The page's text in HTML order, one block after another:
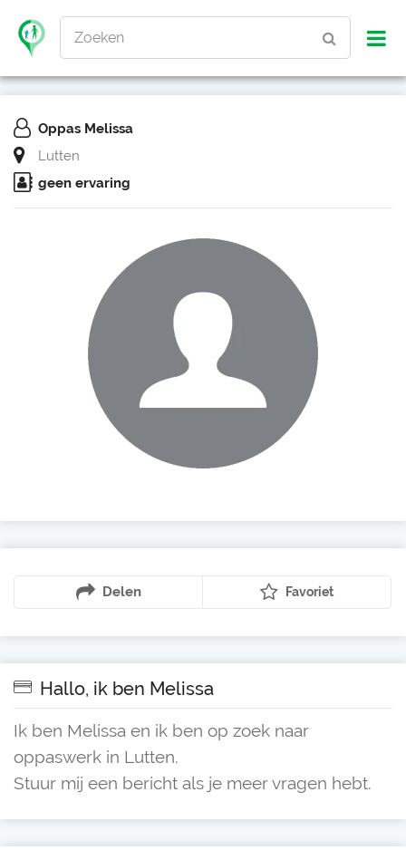
Zoeken
Oppas Melissa
Lutten
geen ervaring
Delen Favoriet
Hallo, ik ben Melissa
Ik ben Melissa en ik ben op zoek naar
oppaswerk in Lutten.
Stuur mij een bericht als je meer vragen hebt.